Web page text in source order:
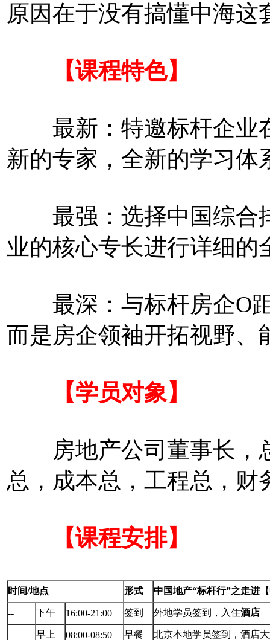
原因在于没有搞懂中海
【课程特色】
最新：特邀标杆企业
新的专家，全新的学习体
最强：选择中国综合排
业的核心专长进行详细的
最深：与标杆房企O距
而是房企领袖开拓视野、
【学员对象】
房地产公司董事长，
总，成本总，工程总，财
【课程安排】
时间/地点 形式 中国地产“标杆行”之走进
-- 下午 16:00-21:00 签到 外地学员签到，入住酒店
早上 08:00-08:50 早餐 北京本地学员签到，酒店